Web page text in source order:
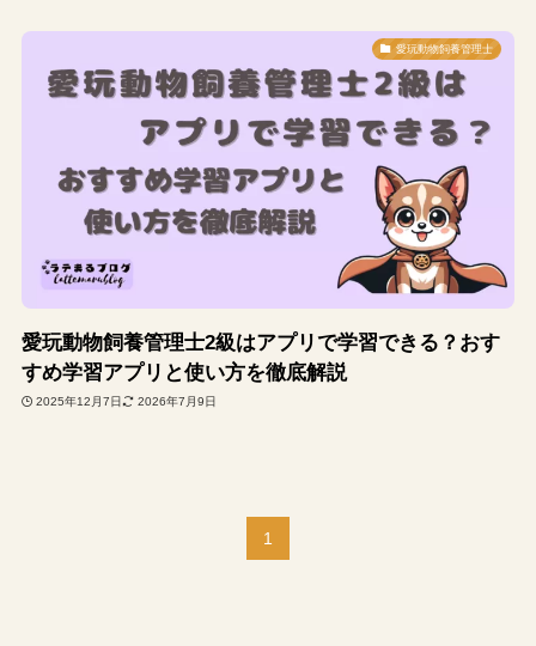
愛玩動物飼養管理士
愛玩動物飼養管理士2級はアプリで学習できる？おす
すめ学習アプリと使い方を徹底解説
2025年12月7日 2026年7月9日
1